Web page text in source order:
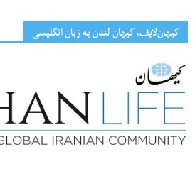
کیهان‌لایف، کیهان لندن به زبان انگلیسی